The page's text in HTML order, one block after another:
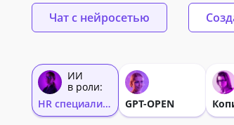
Чат с нейросетью
ИИ
в роли:
HR специалист
GPT-OPEN